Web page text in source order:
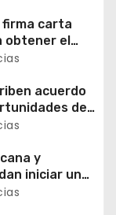
firma carta
obtener el
para el
acuerdo
de
en el
y
iniciar un